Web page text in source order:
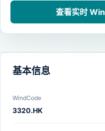
查看实时
基本信息
WindCode
3320.HK